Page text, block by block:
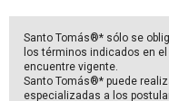
Santo Tomás®* sólo se
los términos indicados en
encuentre vigente.
Santo Tomás®* puede
especializadas a los